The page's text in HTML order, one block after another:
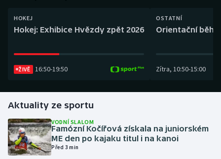
Curling
Dostihy
Futsal
Golf
Gymnastika
HOKEJ
Hokej: Exhibice Hvězdy zpět 2026
ŽIVĚ 16:50-19:50
OSTATNÍ
Orientační běh:
Zítra, 10:50-15:00
Aktuality ze sportu
VODNÍ SLALOM
Famózní Kočířová získala na juniorském
ME den po kajaku titul i na kanoi
Před 3 min